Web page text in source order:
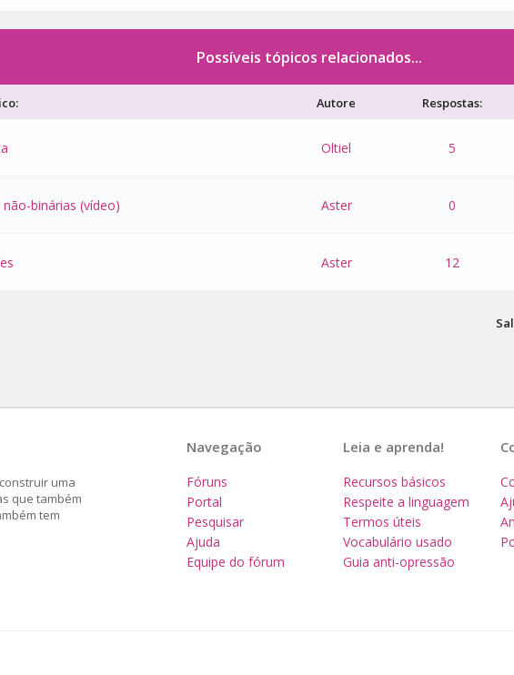
Possíveis tópicos relacionados...
Autore Respostas:
Oltiel 5
binárias (vídeo) Aster 0
Aster 12
uma
que também
tem
Leia e aprenda!
Recursos básicos
Respeite a linguagem
Termos úteis
Vocabulário usado
Guia anti-opressão
Navegação
Fóruns
Portal
Pesquisar
Ajuda
Equipe do fórum